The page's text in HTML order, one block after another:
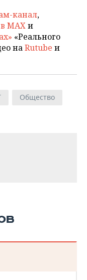
канал,
MAXи
«Реального
наRutube и
Общество